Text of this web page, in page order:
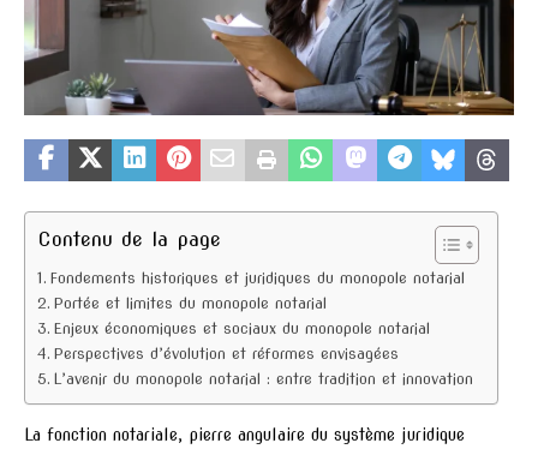
Contenu de la page
Fondements historiques et juridiques du monopole notarial
Portée et limites du monopole notarial
Enjeux économiques et sociaux du monopole notarial
Perspectives d’évolution et réformes envisagées
L’avenir du monopole notarial : entre tradition et innovation
La fonction notariale, pierre angulaire du système juridique